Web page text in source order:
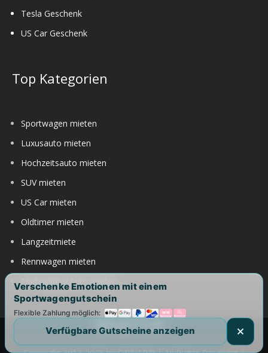
Tesla Geschenk
US Car Geschenk
Top Kategorien
Sportwagen mieten
Luxusauto mieten
Hochzeitsauto mieten
SUV mieten
US Car mieten
Oldtimer mieten
Langzeitmiete
Rennwagen mieten
Nürburgring Auto mieten
Verschenke Emotionen mit einem
Sportwagengutschein
Flexible Zahlung möglich:
Verfügbare Gutscheine anzeigen